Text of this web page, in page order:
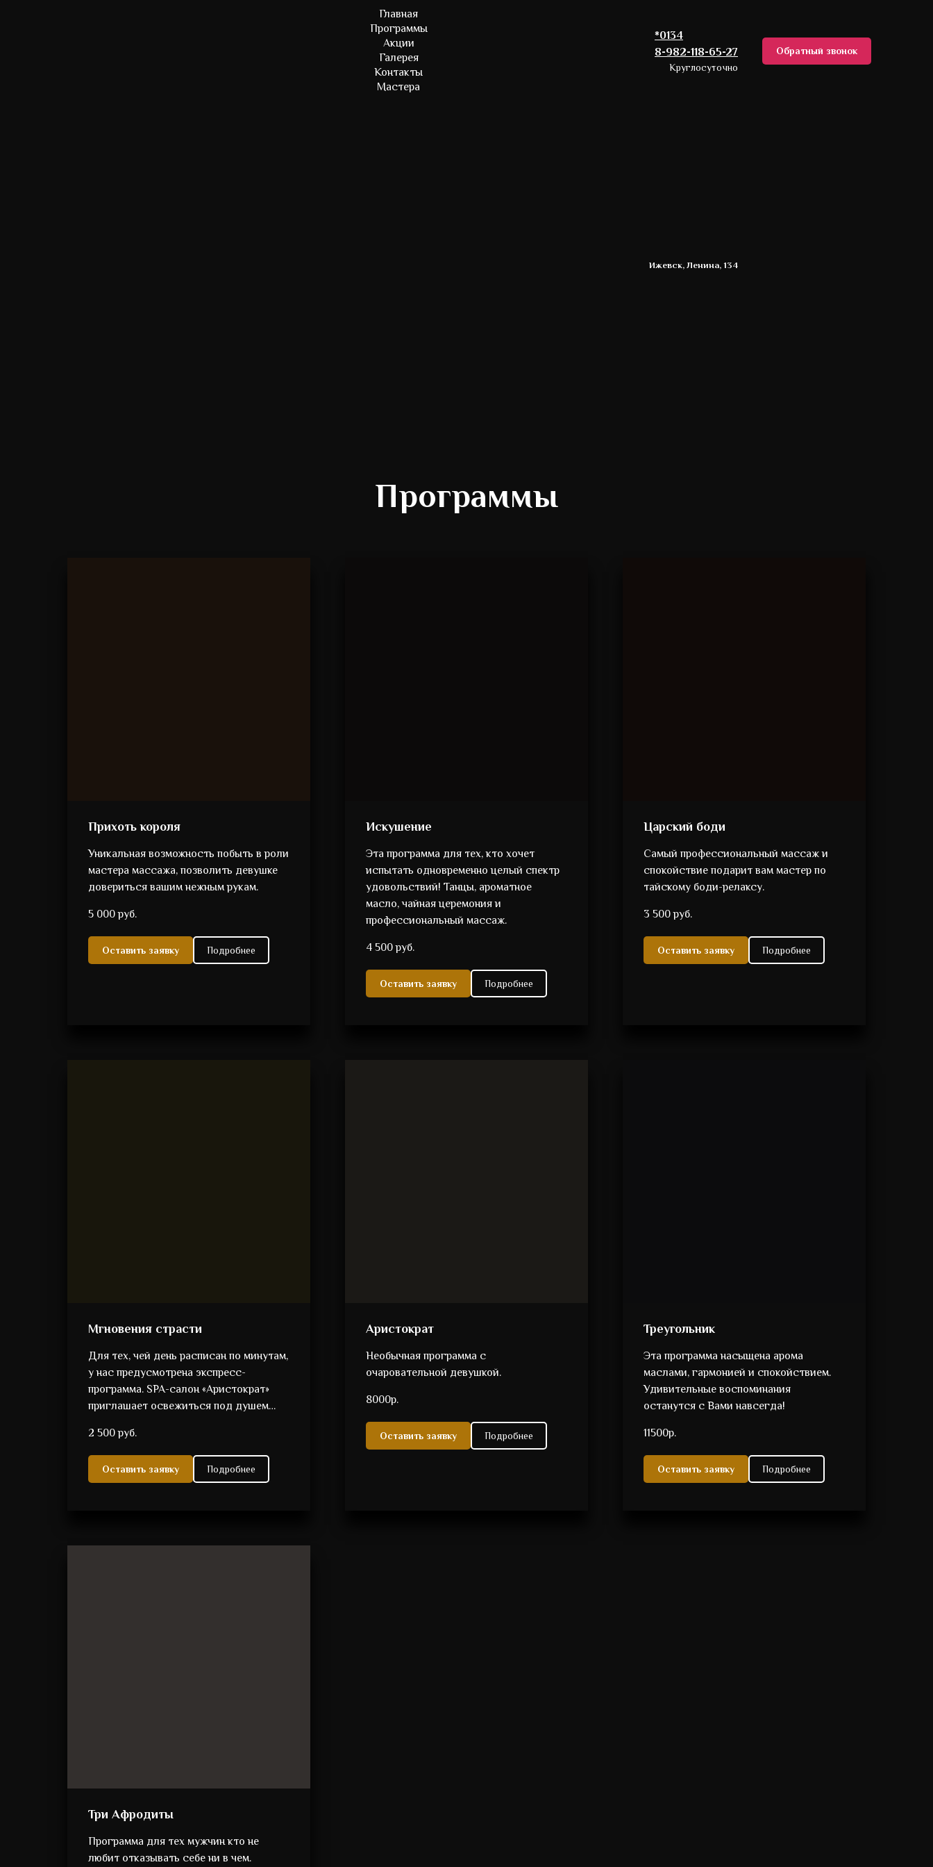
Главная
Программы
Акции
Галерея
Контакты
Мастера
*0134
8-982-118-65-27
Круглосуточно
Обратный звонок
Ижевск, Ленина, 134
Программы
Прихоть короля
Уникальная возможность побыть в роли
мастера массажа, позволить девушке
довериться вашим нежным рукам.
5 000 руб.
Оставить заявку Подробнее
Искушение
Эта программа для тех, кто хочет
испытать одновременно целый спектр
удовольствий! Танцы, ароматное
масло, чайная церемония и
профессиональный массаж.
4 500 руб.
Оставить заявку Подробнее
Царский боди
Самый профессиональный массаж и
спокойствие подарит вам мастер по
тайскому боди-релаксу.
3 500 руб.
Оставить заявку Подробнее
Мгновения страсти
Для тех, чей день расписан по минутам,
у нас предусмотрена экспресс-
программа. SPA-салон «Аристократ»
приглашает освежиться под душем…
2 500 руб.
Оставить заявку Подробнее
Аристократ
Необычная программа с
очаровательной девушкой.
8000р.
Оставить заявку Подробнее
Треугольник
Эта программа насыщена арома
маслами, гармонией и спокойствием.
Удивительные воспоминания
останутся с Вами навсегда!
11500р.
Оставить заявку Подробнее
Три Афродиты
Программа для тех мужчин кто не
любит отказывать себе ни в чем.